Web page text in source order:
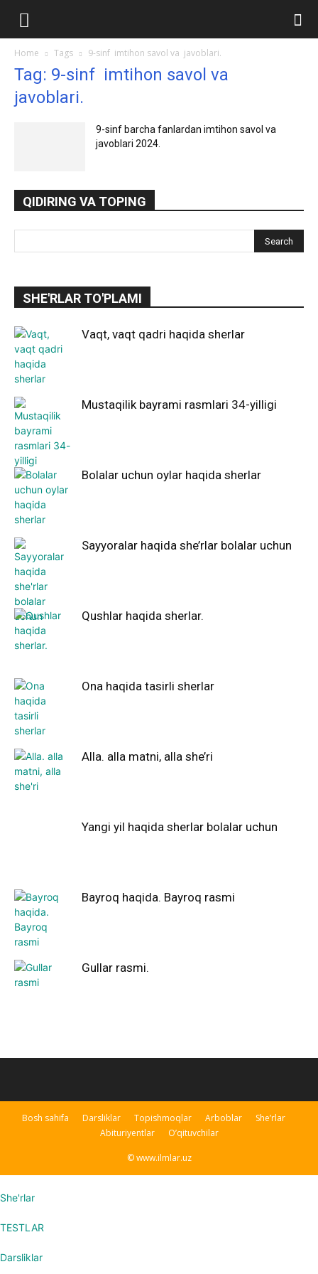
Home Tags 9-sinf imtihon savol va javoblari.
Tag: 9-sinf imtihon savol va
javoblari.
9-sinf barcha fanlardan imtihon savol va
javoblari 2024.
QIDIRING VA TOPING
SHE'RLAR TO'PLAMI
Vaqt, vaqt qadri haqida sherlar
Mustaqilik bayrami rasmlari 34-yilligi
Bolalar uchun oylar haqida sherlar
Sayyoralar haqida she’rlar bolalar uchun
Qushlar haqida sherlar.
Ona haqida tasirli sherlar
Alla. alla matni, alla she’ri
Yangi yil haqida sherlar bolalar uchun
Bayroq haqida. Bayroq rasmi
Gullar rasmi.
Bosh sahifa Darsliklar Topishmoqlar Arboblar
She’rlar
Abituriyentlar
O’qituvchilar
© www.ilmlar.uz
She'rlar
TESTLAR
Darsliklar